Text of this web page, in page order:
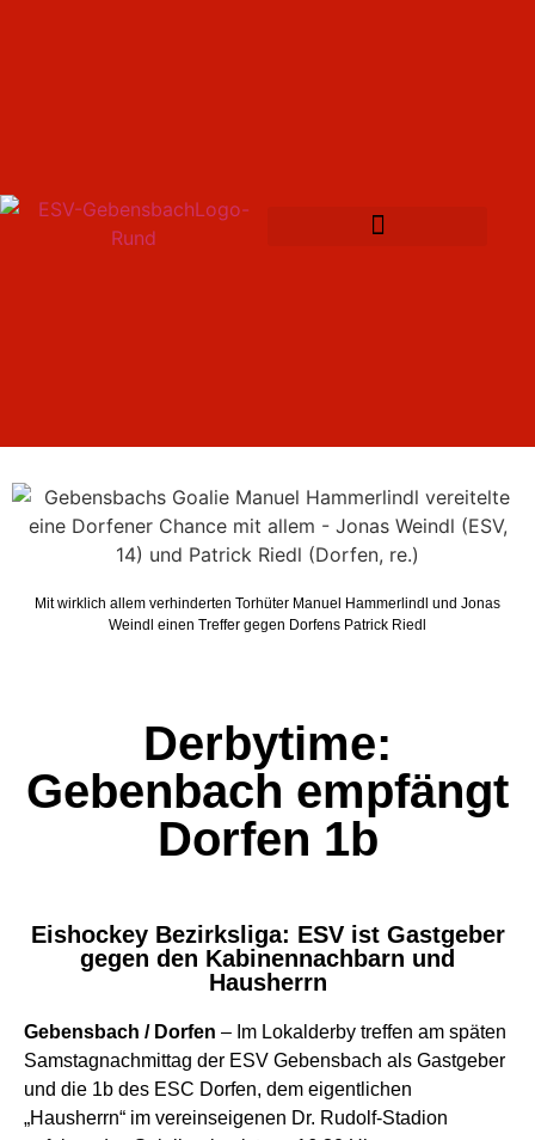
Mit wirklich allem verhinderten Torhüter Manuel Hammerlindl und Jonas
Weindl einen Treffer gegen Dorfens Patrick Riedl
Derbytime:
Gebenbach empfängt
Dorfen 1b
Eishockey Bezirksliga: ESV ist Gastgeber
gegen den Kabinennachbarn und
Hausherrn
Gebensbach / Dorfen – Im Lokalderby treffen am späten
Samstagnachmittag der ESV Gebensbach als Gastgeber
und die 1b des ESC Dorfen, dem eigentlichen
„Hausherrn“ im vereinseigenen Dr. Rudolf-Stadion